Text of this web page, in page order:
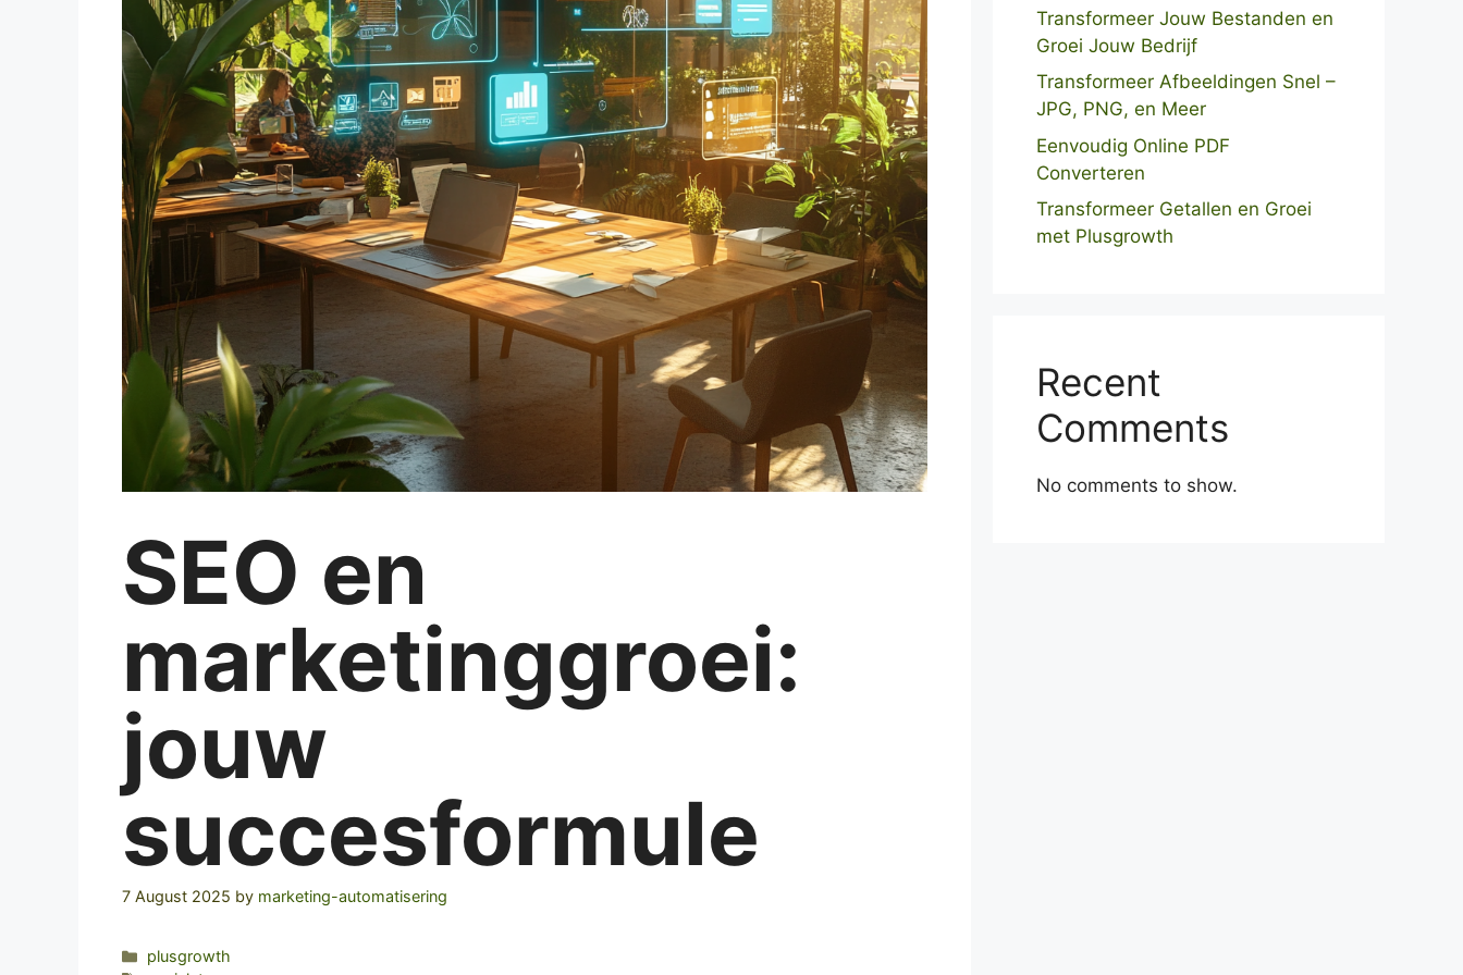
SEO en
marketinggroei:
jouw
succesformule
7 August 2025 by marketing-automatisering
Categories
plusgrowth
Transformeer Jouw Bestanden en
Groei Jouw Bedrijf
Transformeer Afbeeldingen Snel –
JPG, PNG, en Meer
Eenvoudig Online PDF
Converteren
Transformeer Getallen en Groei
met Plusgrowth
Recent
Comments
No comments to show.